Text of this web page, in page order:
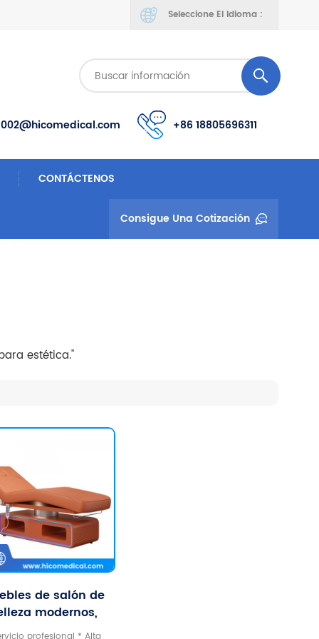
Seleccione El Idioma :
+86 18805696311
CONTÁCTENOS
Consigue Una Cotización
estética."
de salón de
modernos,
de belleza de
profesional * Alta